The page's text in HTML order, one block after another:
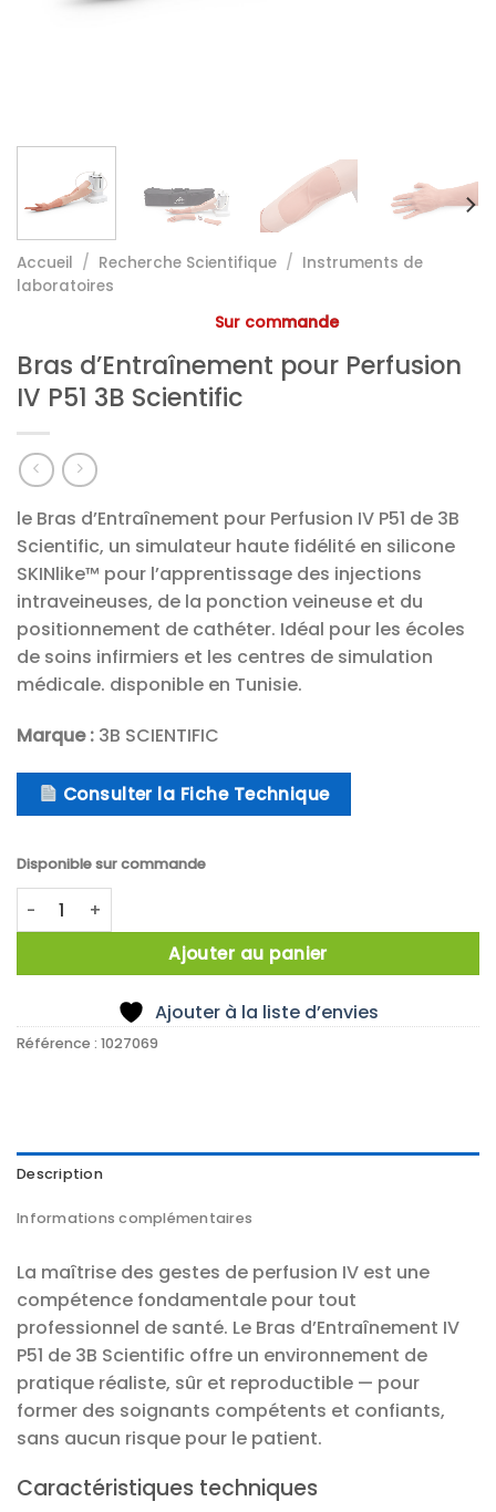
Accueil / Recherche Scientifique / Instruments de
laboratoires
Sur commande
Bras d’Entraînement pour Perfusion
IV P51 3B Scientific
le Bras d’Entraînement pour Perfusion IV P51 de 3B
Scientific, un simulateur haute fidélité en silicone
SKINlike™ pour l’apprentissage des injections
intraveineuses, de la ponction veineuse et du
positionnement de cathéter. Idéal pour les écoles
de soins infirmiers et les centres de simulation
médicale. disponible en Tunisie.
Marque : 3B SCIENTIFIC
Consulter la Fiche Technique
Disponible sur commande
quantité de Bras d'Entraînement pour Perfusion IV P51 3B
Ajouter au panier
Ajouter à la liste d’envies
Référence : 1027069
Description
Informations complémentaires
La maîtrise des gestes de perfusion IV est une
compétence fondamentale pour tout
professionnel de santé. Le Bras d’Entraînement IV
P51 de 3B Scientific offre un environnement de
pratique réaliste, sûr et reproductible — pour
former des soignants compétents et confiants,
sans aucun risque pour le patient.
Caractéristiques techniques